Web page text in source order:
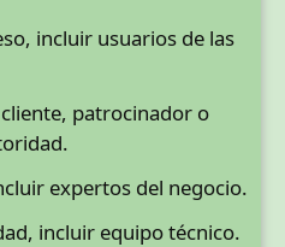
incluir usuarios de las
patrocinador o
expertos del negocio.
incluir equipo técnico.